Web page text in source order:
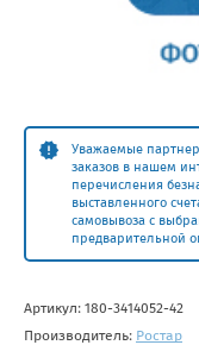
Уважаемые
заказов в нашем
перечисления
выставленного
самовывоза с
предварительной
Артикул: 180-3414052-42
Производитель: Ростар